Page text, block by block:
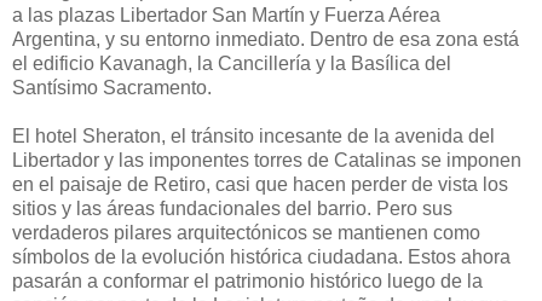
a las plazas Libertador San Martín y Fuerza Aérea
Argentina, y su entorno inmediato. Dentro de esa zona está
el edificio Kavanagh, la Cancillería y la Basílica del
Santísimo Sacramento.
El hotel Sheraton, el tránsito incesante de la avenida del
Libertador y las imponentes torres de Catalinas se imponen
en el paisaje de Retiro, casi que hacen perder de vista los
sitios y las áreas fundacionales del barrio. Pero sus
verdaderos pilares arquitectónicos se mantienen como
símbolos de la evolución histórica ciudadana. Estos ahora
pasarán a conformar el patrimonio histórico luego de la